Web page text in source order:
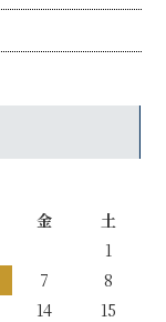
金 土
1
7
8
14
15